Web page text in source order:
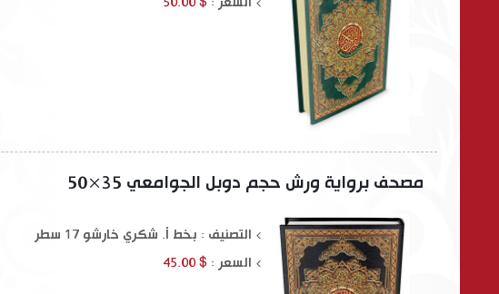
مصحف برواية ورش حجم دوبل الجوامعي 35×50
التصنيف : بخط أ. شكري خارشو 17 سطر
السعر : $ 45.00